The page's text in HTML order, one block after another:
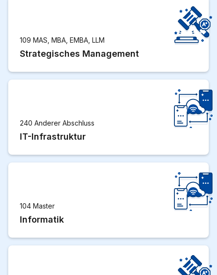
109 MAS, MBA, EMBA, LLM
Strategisches Management
240 Anderer Abschluss
IT-Infrastruktur
104 Master
Informatik